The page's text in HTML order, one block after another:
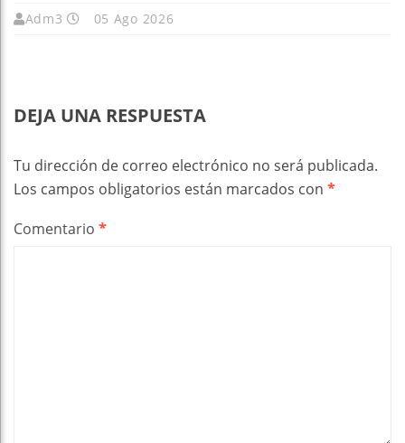
Adm3 05 Ago 2026
DEJA UNA RESPUESTA
Tu dirección de correo electrónico no será publicada.
Los campos obligatorios están marcados con *
Comentario *